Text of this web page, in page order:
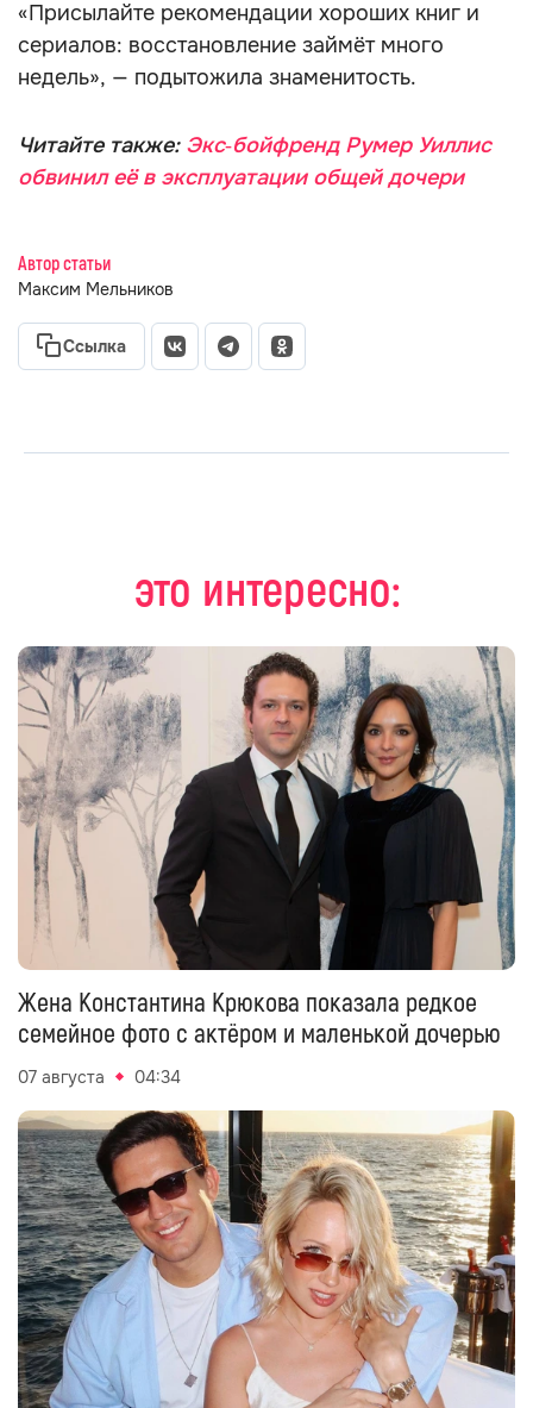
«Присылайте рекомендации хороших книг и
сериалов: восстановление займёт много
недель», — подытожила знаменитость.
Читайте также: Экс‑бойфренд Румер Уиллис
обвинил её в эксплуатации общей дочери
Автор статьи
Максим Мельников
Ссылка
это интересно:
Жена Константина Крюкова показала редкое
семейное фото с актёром и маленькой дочерью
07 августа 04:34